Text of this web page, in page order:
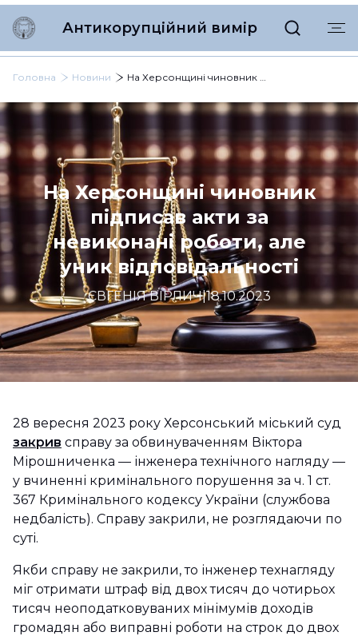
Антикорупційний вимір
Головна Новини На Херсонщині чиновник підписав акти за невиконані роботи, але уник відповідальності
На Херсонщині чиновник
підписав акти за
невиконані роботи, але
уник відповідальності
ЄВГЕНІЯ ВІРЛИЧ|18.10.2023
28 вересня 2023 року Херсонський міський суд
закрив справу за обвинуваченням Віктора
Мірошниченка — інженера технічного нагляду —
у вчиненні кримінального порушення за ч. 1 ст.
367 Кримінального кодексу України (службова
недбалість). Справу закрили, не розглядаючи по
суті.
Якби справу не закрили, то інженер технагляду
міг отримати штраф від двох тисяч до чотирьох
тисяч неоподатковуваних мінімумів доходів
громадян або виправні роботи на строк до двох